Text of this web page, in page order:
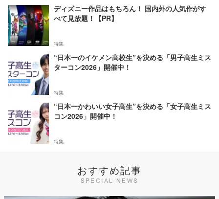
ディズニー作品はもちろん！ 国内外の人気作がす
べて見放題！【PR】
特集
“日本一のイケメン高校生”を決める「男子高生ミス
ターコン2026」開催中！
特集
“日本一かわいい女子高生”を決める「女子高生ミス
コン2026」開催中！
特集
おすすめ記事
SPECIAL NEWS